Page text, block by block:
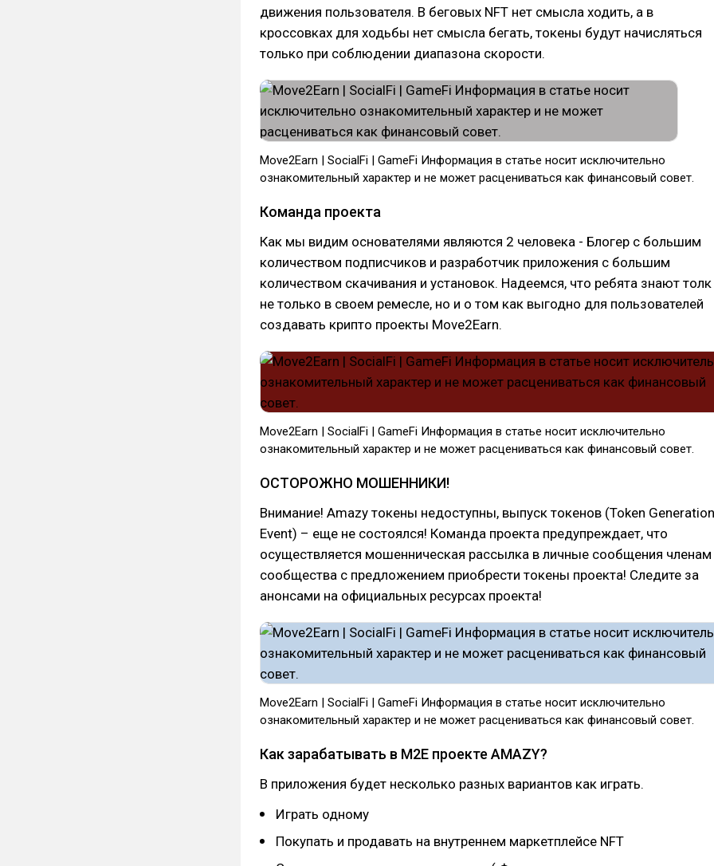
движения пользователя. В беговых NFT нет смысла ходить, а в
кроссовках для ходьбы нет смысла бегать, токены будут начисляться
только при соблюдении диапазона скорости.
Move2Earn | SocialFi | GameFi Информация в статье носит исключительно
ознакомительный характер и не может расцениваться как финансовый совет.
Команда проекта
Как мы видим основателями являются 2 человека - Блогер с большим
количеством подписчиков и разработчик приложения с большим
количеством скачивания и установок. Надеемся, что ребята знают толк
не только в своем ремесле, но и о том как выгодно для пользователей
создавать крипто проекты Move2Earn.
Move2Earn | SocialFi | GameFi Информация в статье носит исключительно
ознакомительный характер и не может расцениваться как финансовый совет.
ОСТОРОЖНО МОШЕННИКИ!
Внимание! Amazy токены недоступны, выпуск токенов (Token Generation
Event) – еще не состоялся! Команда проекта предупреждает, что
осуществляется мошенническая рассылка в личные сообщения членам
сообщества с предложением приобрести токены проекта! Следите за
анонсами на официальных ресурсах проекта!
Move2Earn | SocialFi | GameFi Информация в статье носит исключительно
ознакомительный характер и не может расцениваться как финансовый совет.
Как зарабатывать в M2E проекте AMAZY?
В приложения будет несколько разных вариантов как играть.
Играть одному
Покупать и продавать на внутреннем маркетплейсе NFT